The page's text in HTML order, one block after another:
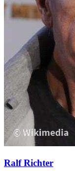
Ralf Richter